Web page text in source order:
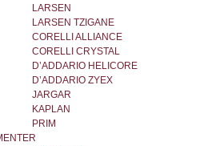
LARSEN
LARSEN TZIGANE
CORELLI ALLIANCE
CORELLI CRYSTAL
D’ADDARIO HELICORE
D’ADDARIO ZYEX
JARGAR
KAPLAN
PRIM